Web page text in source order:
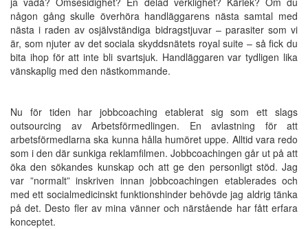
någon gång skulle överhöra handläggarens nästa samtal med
nästa i raden av osjälvständiga bidragstjuvar – parasiter som vi
är, som njuter av det sociala skyddsnätets royal suite – så fick du
bita ihop för att inte bli svartsjuk. Handläggaren var tydligen lika
vänskaplig med den nästkommande.
Nu för tiden har jobbcoaching etablerat sig som ett slags
outsourcing av Arbetsförmedlingen. En avlastning för att
arbetsförmedlarna ska kunna hålla humöret uppe. Alltid vara redo
som i den där sunkiga reklamfilmen. Jobbcoachingen går ut på att
öka den sökandes kunskap och att ge den personligt stöd. Jag
var ”normalt” inskriven innan jobbcoachingen etablerades och
med ett socialmedicinskt funktionshinder behövde jag aldrig tänka
på det. Desto fler av mina vänner och närstående har fått erfara
konceptet.